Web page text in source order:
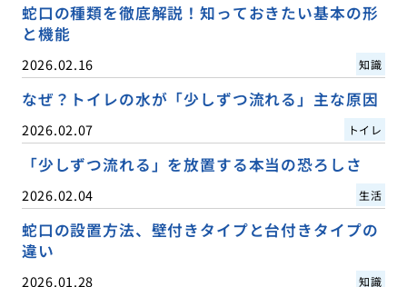
蛇口の種類を徹底解説！知っておきたい基本の形
と機能
2026.02.16 知識
なぜ？トイレの水が「少しずつ流れる」主な原因
2026.02.07 トイレ
「少しずつ流れる」を放置する本当の恐ろしさ
2026.02.04 生活
蛇口の設置方法、壁付きタイプと台付きタイプの
違い
2026.01.28 知識